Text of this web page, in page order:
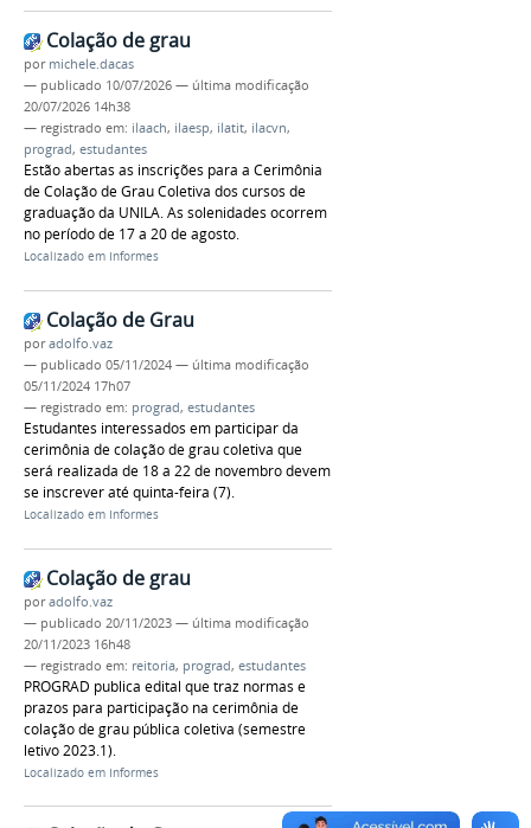
Colação de grau
por michele.dacas
— publicado 10/07/2026 — última modificação
20/07/2026 14h38
— registrado em: ilaach, ilaesp, ilatit, ilacvn,
prograd, estudantes
Estão abertas as inscrições para a Cerimônia
de Colação de Grau Coletiva dos cursos de
graduação da UNILA. As solenidades ocorrem
no período de 17 a 20 de agosto.
Localizado em Informes
Colação de Grau
poradolfo.vaz
— publicado 05/11/2024 — última modificação
05/11/2024 17h07
— registrado em: prograd, estudantes
Estudantes interessados em participar da
cerimônia de colação de grau coletiva que
será realizada de 18 a 22 de novembro devem
se inscrever até quinta-feira (7).
Localizado em Informes
Colação de grau
poradolfo.vaz
— publicado 20/11/2023 — última modificação
20/11/2023 16h48
— registrado em: reitoria, prograd, estudantes
PROGRAD publica edital que traz normas e
prazos para participação na cerimônia de
colação de grau pública coletiva (semestre
letivo 2023.1).
Localizado em Informes